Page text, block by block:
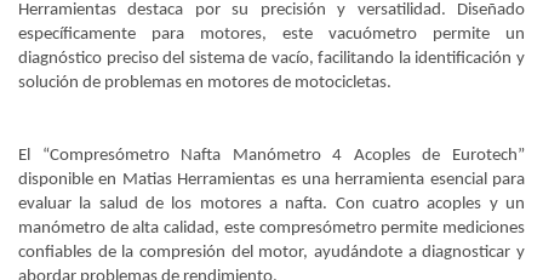
Herramientas destaca por su precisión y versatilidad. Diseñado
específicamente para motores, este vacuómetro permite un
diagnóstico preciso del sistema de vacío, facilitando la identificación y
solución de problemas en motores de motocicletas.
El “Compresómetro Nafta Manómetro 4 Acoples de Eurotech”
disponible en Matias Herramientas es una herramienta esencial para
evaluar la salud de los motores a nafta. Con cuatro acoples y un
manómetro de alta calidad, este compresómetro permite mediciones
confiables de la compresión del motor, ayudándote a diagnosticar y